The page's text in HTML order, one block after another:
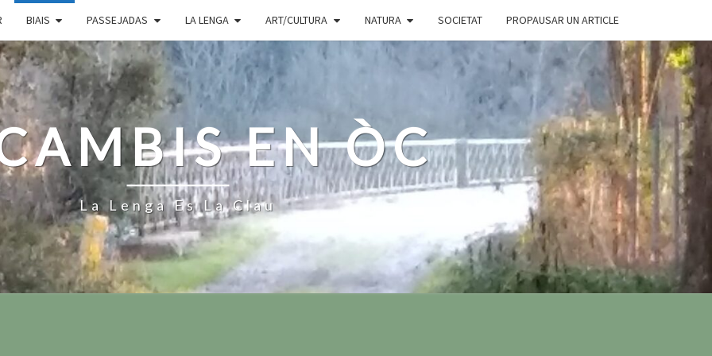
BIAIS PASSEJADAS LA LENGA ART/CULTURA NATURA SOCIETAT PROPAUSAR UN ARTICLE
EN ÒC
La Lenga Es La Clau